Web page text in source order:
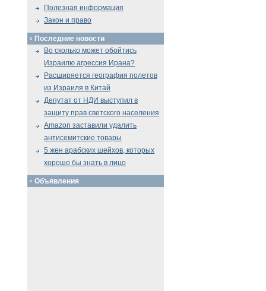
Полезная информация
Закон и право
Последние новости
Во сколько может обойтись
Израилю агрессия Ирана?
Расширяется география полетов
из Израиля в Китай
Депутат от НДИ выступил в
защиту прав светского населения
Amazon заставили удалить
антисемитские товары
5 жен арабских шейхов, которых
хорошо бы знать в лицо
Объявления